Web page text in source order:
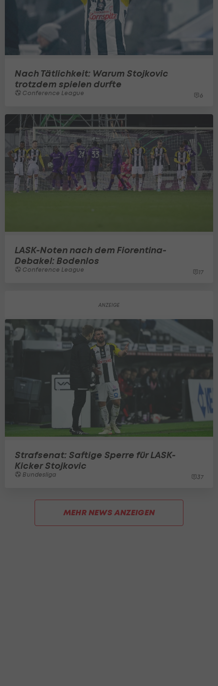
Nach Tätlichkeit: Warum Stojkovic
trotzdem spielen durfte
Conference League 6
LASK-Noten nach dem Fiorentina-
Debakel: Bodenlos
Conference League 17
Strafsenat: Saftige Sperre für LASK-
Kicker Stojkovic
Bundesliga 37
MEHR NEWS ANZEIGEN